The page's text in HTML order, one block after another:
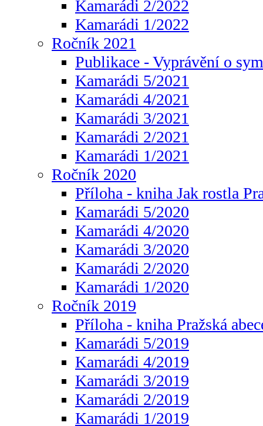
Kamarádi 2/2022
Kamarádi 1/2022
Ročník 2021
Publikace - Vyprávění o
Kamarádi 5/2021
Kamarádi 4/2021
Kamarádi 3/2021
Kamarádi 2/2021
Kamarádi 1/2021
Ročník 2020
Příloha - kniha Jak rostla
Kamarádi 5/2020
Kamarádi 4/2020
Kamarádi 3/2020
Kamarádi 2/2020
Kamarádi 1/2020
Ročník 2019
Příloha - kniha Pražská
Kamarádi 5/2019
Kamarádi 4/2019
Kamarádi 3/2019
Kamarádi 2/2019
Kamarádi 1/2019